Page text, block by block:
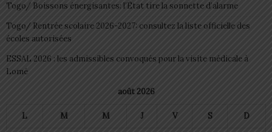
Togo/ Boissons énergisantes: l’État tire la sonnette d’alarme
Togo/ Rentrée scolaire 2026-2027: consultez la liste officielle des
écoles autorisées
ESSAL 2026 : les admissibles convoqués pour la visite médicale à
Lomé
août 2026
L M M J V S D